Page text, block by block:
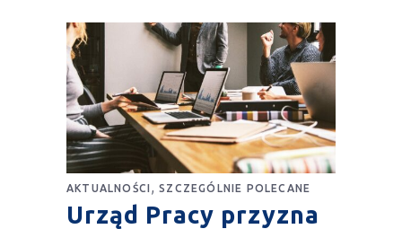
AKTUALNOŚCI,SZCZEGÓLNIE POLECANE
Urząd Pracy przyzna